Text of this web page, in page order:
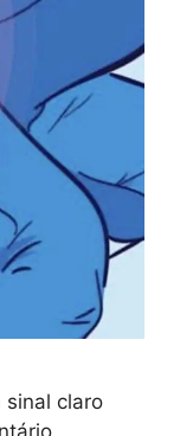
sinal claro